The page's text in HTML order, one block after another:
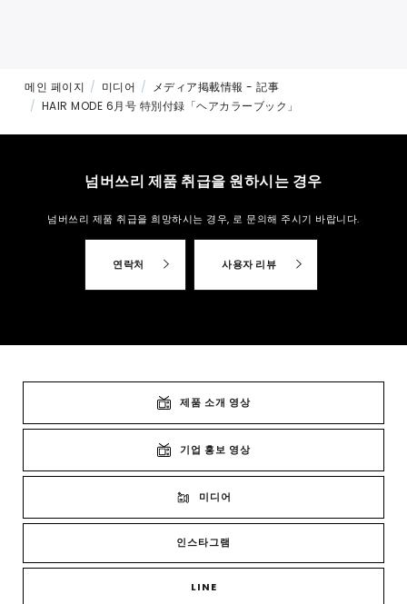
메인 페이지 미디어
メディア掲載情報 - 記事
HAIR MODE 6月号 特別付録「ヘアカラーブック」
넘버쓰리 제품 취급을 원하시는 경우
넘버쓰리 제품 취급을 희망하시는 경우, 로 문의해 주시기 바랍니다.
연락처 사용자 리뷰
제품 소개 영상
기업 홍보 영상
미디어
인스타그램
LINE